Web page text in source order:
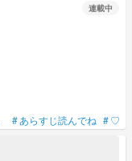
連載中
#あらすじ読んでね #♡も